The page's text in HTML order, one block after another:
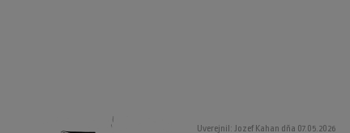
Uverejnil: Jozef Kahan dňa 07.05.2026